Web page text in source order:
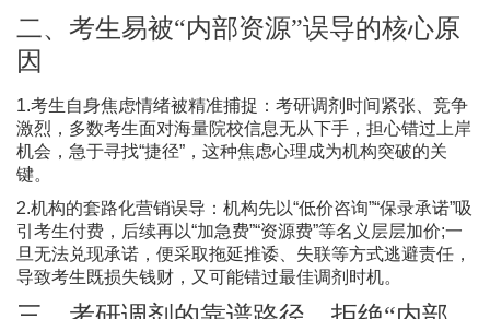
二、考生易被“内部资源”误导的核心原
因
1.考生自身焦虑情绪被精准捕捉：考研调剂时间紧张、竞争
激烈，多数考生面对海量院校信息无从下手，担心错过上岸
机会，急于寻找“捷径”，这种焦虑心理成为机构突破的关
键。
2.机构的套路化营销误导：机构先以“低价咨询”“保录承诺”吸
引考生付费，后续再以“加急费”“资源费”等名义层层加价;一
旦无法兑现承诺，便采取拖延推诿、失联等方式逃避责任，
导致考生既损失钱财，又可能错过最佳调剂时机。